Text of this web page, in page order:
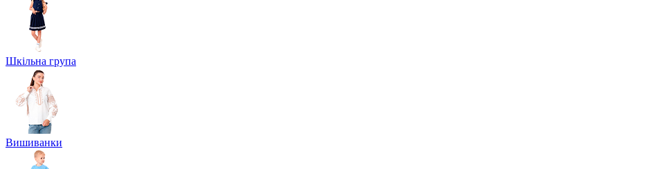
Шкільна група
Вишиванки